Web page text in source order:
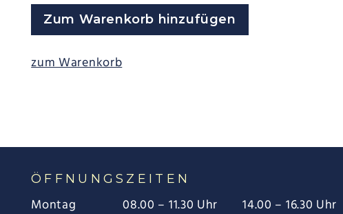
Zum Warenkorb hinzufügen
zum Warenkorb
ÖFFNUNGSZEITEN
Montag 08.00 – 11.30 Uhr
14.00 – 16.30 Uhr